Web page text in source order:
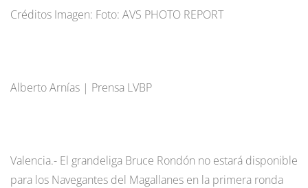
Créditos Imagen: Foto: AVS PHOTO REPORT
Alberto Arnías | Prensa LVBP
Valencia.- El grandeliga Bruce Rondón no estará disponible
para los Navegantes del Magallanes en la primera ronda